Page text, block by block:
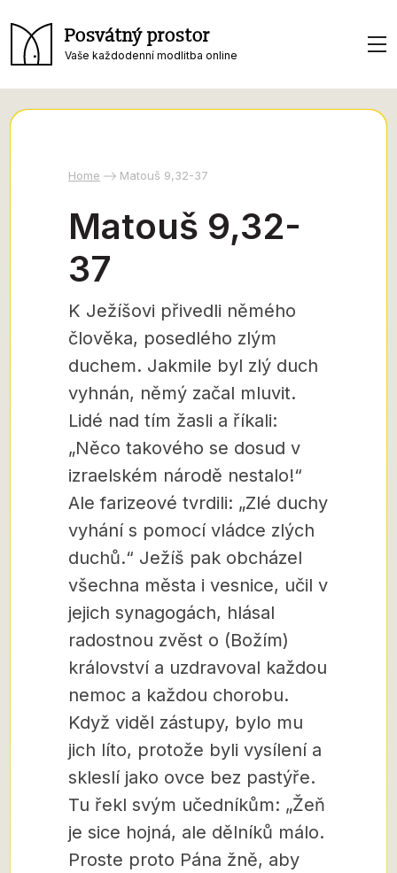
Posvátný prostor
Vaše každodenní modlitba online
Home Matouš 9,32-37
Matouš 9,32-
37
K Ježíšovi přivedli němého
člověka, posedlého zlým
duchem. Jakmile byl zlý duch
vyhnán, němý začal mluvit.
Lidé nad tím žasli a říkali:
„Něco takového se dosud v
izraelském národě nestalo!“
Ale farizeové tvrdili: „Zlé duchy
vyhání s pomocí vládce zlých
duchů.“ Ježíš pak obcházel
všechna města i vesnice, učil v
jejich synagogách, hlásal
radostnou zvěst o (Božím)
království a uzdravoval každou
nemoc a každou chorobu.
Když viděl zástupy, bylo mu
jich líto, protože byli vysílení a
skleslí jako ovce bez pastýře.
Tu řekl svým učedníkům: „Žeň
je sice hojná, ale dělníků málo.
Proste proto Pána žně, aby